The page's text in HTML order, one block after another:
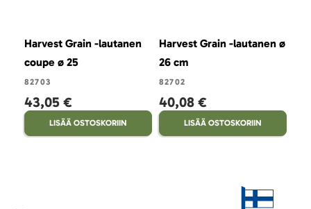
Harvest Grain -lautanen
coupe ø 25
82703
43,05 €
LISÄÄ OSTOSKORIIN
Harvest Grain -lautanen ø
26 cm
82702
40,08 €
LISÄÄ OSTOSKORIIN